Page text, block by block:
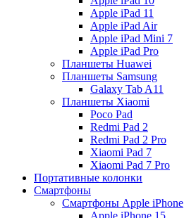
Apple iPad 11
Apple iPad Air
Apple iPad Mini 7
Apple iPad Pro
Планшеты Huawei
Планшеты Samsung
Galaxy Tab A11
Планшеты Xiaomi
Poco Pad
Redmi Pad 2
Redmi Pad 2 Pro
Xiaomi Pad 7
Xiaomi Pad 7 Pro
Портативные колонки
Смартфоны
Смартфоны Apple iPhone
Apple iPhone 15